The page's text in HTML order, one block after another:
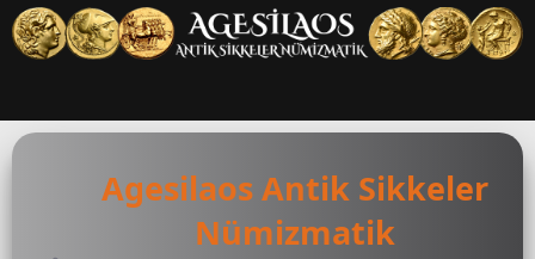
Agesilaos Antik Sikkeler
Nümizmatik